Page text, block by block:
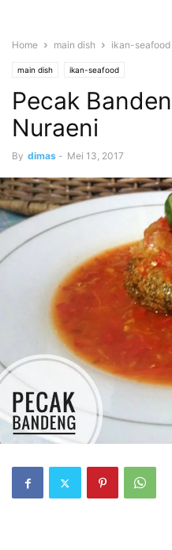
Home main dish ikan-seafood
main dish ikan-seafood
Pecak
Nuraeni
By dimas - Mei 13, 2017